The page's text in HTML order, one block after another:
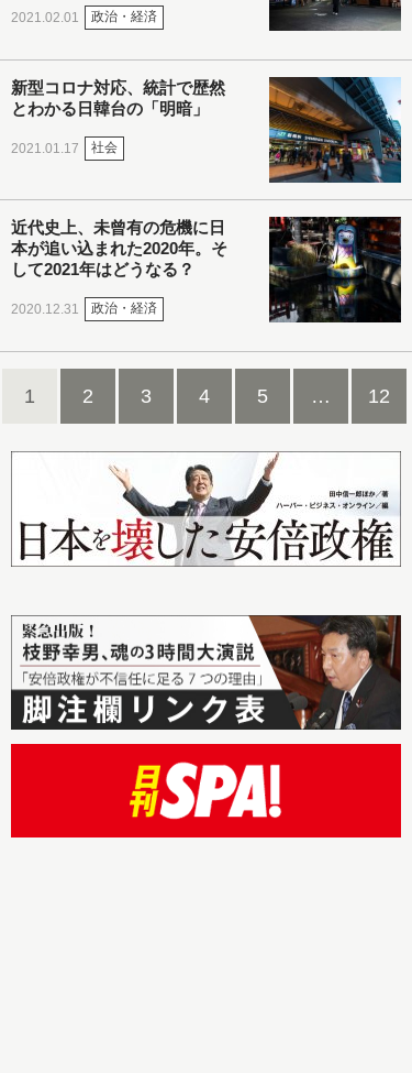
2021.02.01 政治・経済
新型コロナ対応、統計で歴然
とわかる日韓台の「明暗」
2021.01.17 社会
近代史上、未曾有の危機に日
本が追い込まれた2020年。そ
して2021年はどうなる？
2020.12.31 政治・経済
1 2 3 4 5 … 12